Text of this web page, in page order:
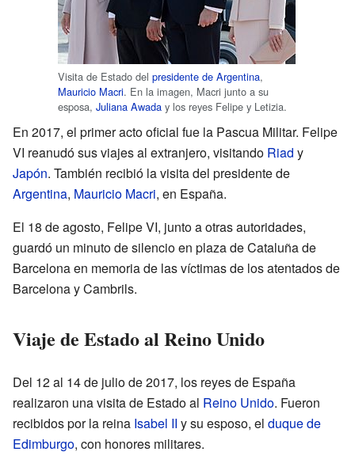
Visita de Estado del presidente de Argentina,
Mauricio Macri. En la imagen, Macri junto a su
esposa, Juliana Awada y los reyes Felipe y Letizia.
En 2017, el primer acto oficial fue la Pascua Militar. Felipe
VI reanudó sus viajes al extranjero, visitando Riad y
Japón. También recibió la visita del presidente de
Argentina, Mauricio Macri, en España.
El 18 de agosto, Felipe VI, junto a otras autoridades,
guardó un minuto de silencio en plaza de Cataluña de
Barcelona en memoria de las víctimas de los atentados de
Barcelona y Cambrils.
Viaje de Estado al Reino Unido
Del 12 al 14 de julio de 2017, los reyes de España
realizaron una visita de Estado al Reino Unido. Fueron
recibidos por la reina Isabel II y su esposo, el duque de
Edimburgo, con honores militares.